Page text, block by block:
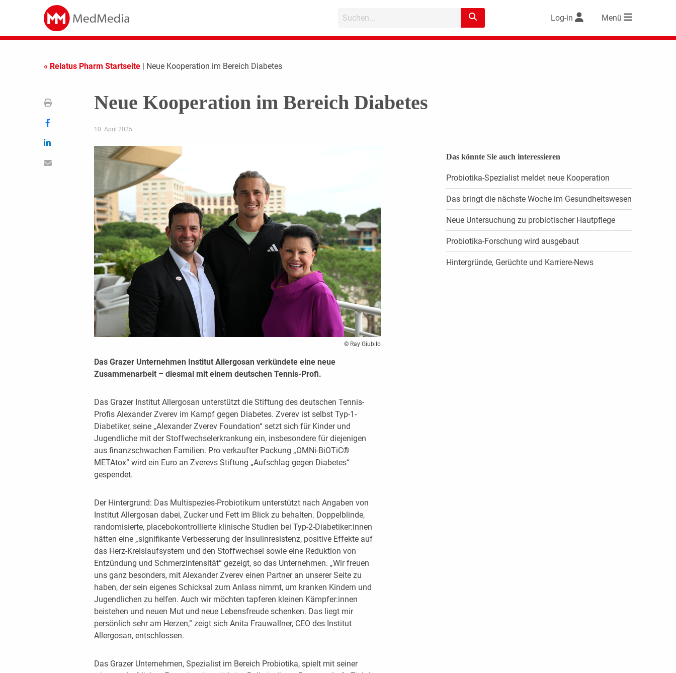
Log-in Menü
« Relatus Pharm Startseite | Neue Kooperation im Bereich Diabetes
Neue Kooperation im Bereich Diabetes
10. April 2025
© Ray Giubilo
Das Grazer Unternehmen Institut Allergosan verkündete eine neue
Zusammenarbeit – diesmal mit einem deutschen Tennis-Profi.
Das Grazer Institut Allergosan unterstützt die Stiftung des deutschen Tennis-
Profis Alexander Zverev im Kampf gegen Diabetes. Zverev ist selbst Typ-1-
Diabetiker, seine „Alexander Zverev Foundation“ setzt sich für Kinder und
Jugendliche mit der Stoffwechselerkrankung ein, insbesondere für diejenigen
aus finanzschwachen Familien. Pro verkaufter Packung „OMNi-BiOTiC®
METAtox“ wird ein Euro an Zverevs Stiftung „Aufschlag gegen Diabetes“
gespendet.
Der Hintergrund: Das Multispezies-Probiotikum unterstützt nach Angaben von
Institut Allergosan dabei, Zucker und Fett im Blick zu behalten. Doppelblinde,
randomisierte, placebokontrollierte klinische Studien bei Typ-2-Diabetiker:innen
hätten eine „signifikante Verbesserung der Insulinresistenz, positive Effekte auf
das Herz-Kreislaufsystem und den Stoffwechsel sowie eine Reduktion von
Entzündung und Schmerzintensität“ gezeigt, so das Unternehmen. „Wir freuen
uns ganz besonders, mit Alexander Zverev einen Partner an unserer Seite zu
haben, der sein eigenes Schicksal zum Anlass nimmt, um kranken Kindern und
Jugendlichen zu helfen. Auch wir möchten tapferen kleinen Kämpfer:innen
beistehen und neuen Mut und neue Lebensfreude schenken. Das liegt mir
persönlich sehr am Herzen,“ zeigt sich Anita Frauwallner, CEO des Institut
Allergosan, entschlossen.
Das Grazer Unternehmen, Spezialist im Bereich Probiotika, spielt mit seiner
Das könnte Sie auch interessieren
Probiotika-Spezialist meldet neue Kooperation
Das bringt die nächste Woche im Gesundheitswesen
Neue Untersuchung zu probiotischer Hautpflege
Probiotika-Forschung wird ausgebaut
Hintergründe, Gerüchte und Karriere-News